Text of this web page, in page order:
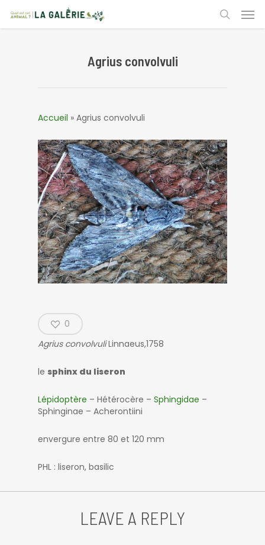
main
search
Agrius convolvuli
Accueil » Agrius convolvuli
0
Agrius convolvuliLinnaeus,1758
le sphinx du liseron
Lépidoptère – Hétérocère – Sphingidae –
Sphinginae – Acherontiini
envergure entre 80 et 120 mm
PHL : liseron, basilic
LEAVE A REPLY